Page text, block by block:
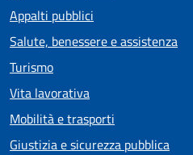
Appalti pubblici
Salute, benessere e assistenza
Turismo
Vita lavorativa
Mobilità e trasporti
Giustizia e sicurezza pubblica